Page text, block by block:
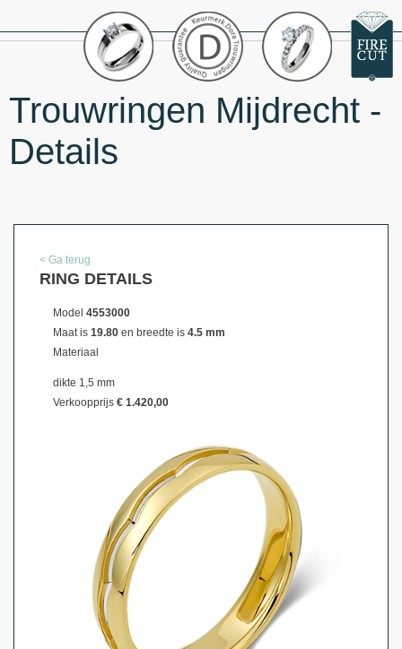
Trouwringen Mijdrecht -
Details
< Ga terug
RING DETAILS
Model 4553000
Maat is 19.80 en breedte is 4.5 mm
Materiaal
dikte 1,5 mm
Verkoopprijs € 1.420,00